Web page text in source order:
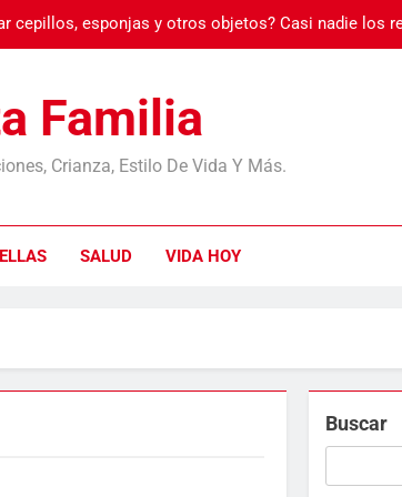
cepillos, esponjas y otros objetos? Casi nadie los
Familia
Crianza, Estilo De Vida Y Más.
SALUD VIDA HOY
Buscar